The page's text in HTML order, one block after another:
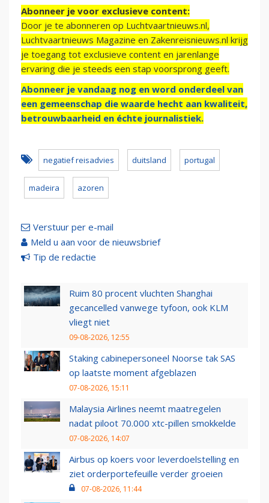
Abonneer je voor exclusieve content:
Door je te abonneren op Luchtvaartnieuws.nl,
Luchtvaartnieuws Magazine en Zakenreisnieuws.nl krijg
je toegang tot exclusieve content en jarenlange
ervaring die je steeds een stap voorsprong geeft.
Abonneer je vandaag nog en word onderdeel van
een gemeenschap die waarde hecht aan kwaliteit,
betrouwbaarheid en échte journalistiek.
negatief reisadvies duitsland portugal
madeira azoren
Verstuur per e-mail
Meld u aan voor de nieuwsbrief
Tip de redactie
Ruim 80 procent vluchten Shanghai
gecancelled vanwege tyfoon, ook KLM
vliegt niet
09-08-2026, 12:55
Staking cabinepersoneel Noorse tak SAS
op laatste moment afgeblazen
07-08-2026, 15:11
Malaysia Airlines neemt maatregelen
nadat piloot 70.000 xtc-pillen smokkelde
07-08-2026, 14:07
Airbus op koers voor leverdoelstelling en
ziet orderportefeuille verder groeien
07-08-2026, 11:44